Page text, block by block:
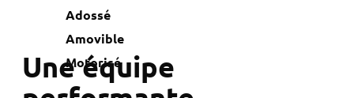
Adossé
Amovible
Motorisé
Une équipe